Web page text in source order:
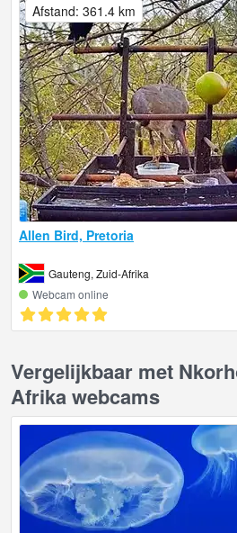
Allen Bird, Pretoria
Gauteng, Zuid-Afrika
Webcam online
Afstand: 361.4 km
Vergelijkbaar met
Afrika webcams